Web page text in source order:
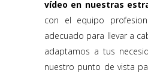
vídeo en nuestras
con el equipo
adecuado para llevar a
adaptamos a tus
nuestro punto de vista